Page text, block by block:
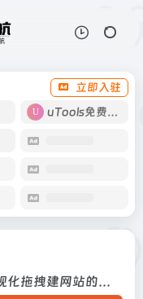
立即入驻
uTools免费工具箱
【小程序】响应云是免费可视化拖拽建网站的平台,让建站更简单。